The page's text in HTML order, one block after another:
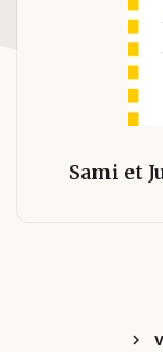
Sami et
chevron_right